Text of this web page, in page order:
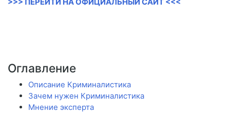
Оглавление
Описание Криминалистика
Зачем нужен Криминалистика
Мнение эксперта